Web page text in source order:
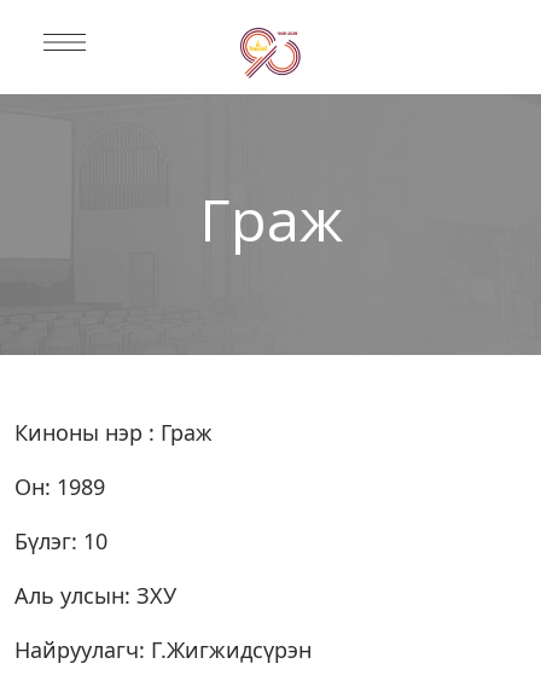
Граж
Киноны нэр : Граж
Он: 1989
Бүлэг: 10
Аль улсын: ЗХУ
Найруулагч: Г.Жигжидсүрэн